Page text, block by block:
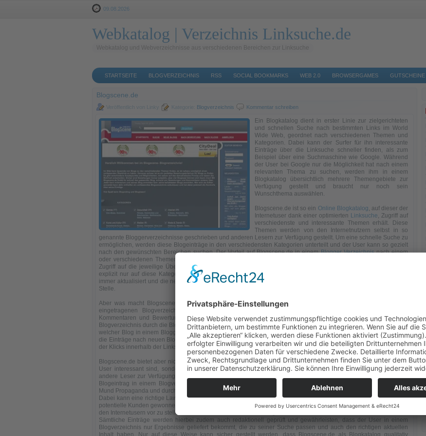
09.08.2026
Webkatalog | Verzeichnis Linksuche.de
Webkatalog und Webverzeichnisse aus verschiedenen Bereichen zur Linksuche
STARTSEITE BLOGVERZEICHNIS RSS SOCIAL BOOKMARKS WEB 2.0 BROWSERGAMES GUTSCHEINE
Blogscene.de
Veröffentlich von Linky Kategorie: Blogverzeichnis Kommentar schreiben
Ein Blogkatalog dient in erster Linie zur zielgerichteten
und schnellen Suche nach bestimmten Links im World
Wide Web, geordnet nach verschiedenen Themen und
Kategorien. Dabei kann der Surfer für ihn interessante
Einträge über die Linksuche schneller finden, als zum
Beispiel über eine Suchmaschine wie Google. Während
der User bei Google nur die Möglichkeit hat nach einem
relevanten Thema zu suchen, werden ihm in einem
Blogkatalog übersichtlich mehrere Themengebiete zur
Verfügung gestellt und braucht nur noch sein
Wunschthema auswählen.
Blogscene.de ist so ein Online Blogkatalog, auf dieser der
Internetuser dank einer optimierten Linksuche, Zugriff auf
verschiedenste und interessante Themen erhält. Diese
Themen werden von den Internetnutzern selbst in so
genannte Bloggerverzeichnisse geschrieben und anderen Lesern zur Verfügung gestellt. Um eine schnelle Suche zu
ermöglichen, werden diese Blogeinträge in den verschiedensten Kategorien unterteilt und der User kann so gezielt
nach den gewünschten Bereichen suchen. Der Vorteil auf Blogscene.de in einemBlogger Verzeichnisnach einem
oder verschiedenen Themenbereichen zu stöbern, ist auf jeden Fall die Zeitersparnis. Da der User hierbei sofort
Zugriff auf die jeweilige Überbegriffe in den Blogverzeichnissen erhält und somit nach einem Klick auf den Link,
explizit nur auf diese Kategorie abgestimmte und relevante Blogeinträge zu lesen bekommt. Diese werden auch
immer aktualisiert und die neuesten und aktuellsten Einträge in den jeweiligem Blogverzeichnis stehen an oberster
Stelle.
Aber was macht Blogscene.de alsBlogverzeichniszu etwas ganz besonderem? Dieser Blogkatalog und seine
eingetragenen Blogverzeichnisse punkten zum Beispiel mit einem perfekten Bewertungskriterium, das von
Kommentaren und Bewertungen der Leser geprägt ist. Dabei wird die Qualität der Einträge in dem jeweiligen
Blogverzeichnis durch die Blogleser bewertet und somit demokratisch auf Grund der Mehrheit der Leser entschieden,
welcher Blog in einem Blogger Verzeichnis am besten ist. Des Weiteren kann der User seine Suche abstimmen auf
die Einträge nach neuen Blogs in den Blogverzeichnissen, nach Bewertungen anderer User oder auch nach Anzahl
der Klicks innerhalb der Linksuche.
Blogscene.de bietet aber nicht nur eine zielgerichtete und schnelle Suche nach bestimmten Themen, die für einen
User interessant sind, sondern dieser kann auch selber in diesem Blogkatalog eigene Blogs einstellen und für
andere Leser zur Verfügung stellen. Vor allen Dingen für Unternehmen, die ihre Firma präsentieren wollen ist ein
Blogeintrag in einem Blogverzeichnis eine hervorragende Werbemöglichkeit. Was gibt es besseres als Mund zu
Mund Propaganda und durch den User abgegebene Bewertungen, die wiederum andere User aufmerksam machen.
Dabei kann eine richtige Lawine los getreten werden und sich ein Blog wie ein Lauffeuer verbreiten und somit neue
potentielle Kunden gewonnen werden können. Also eine perfekte Möglichkeit sein Unternehmen und seine Produkte
den Internetusern vor zu stellen und den Umsatz der Firma zu steigern.
Sämtliche Einträge werden hierbei zudem auch redaktionell geprüft und gewährleisten, dass der User in einem
Blogverzeichnis nur Ergebnisse geliefert bekommt, die zu seiner Suche passen und auch den richtigen aktuellen
Inhalt haben. Nur auf diese Weise kann sicher gestellt werden, dass Blogscene.de als Blogkatalog qualitativ